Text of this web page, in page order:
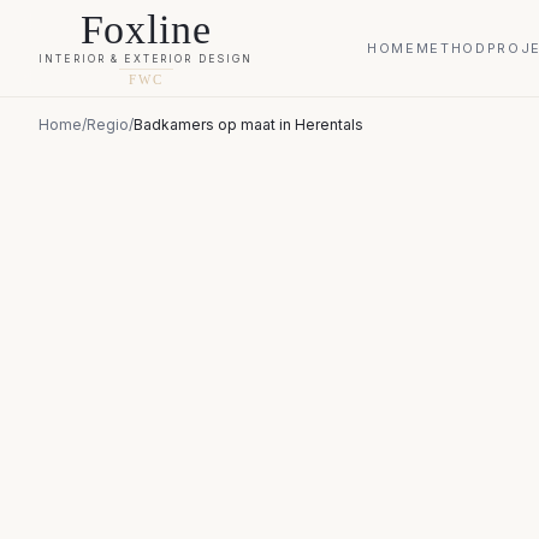
Foxline
INTERIOR & EXTERIOR DESIGN
FWC
HOME METHOD
Home/Regio/Badkamers op maat in Herentals